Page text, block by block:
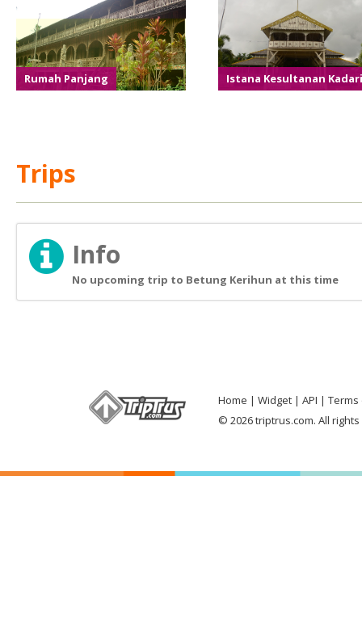
Rumah Panjang Istana Kesultanan
Trips
Info
No upcoming trip to Betung Kerihun at this time
Home Widget API
Terms
© 2026 triptrus.com. All